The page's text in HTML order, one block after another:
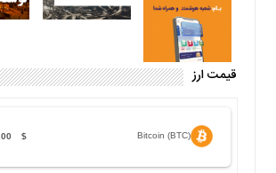
قیمت ارز
Bitcoin (BTC)
$